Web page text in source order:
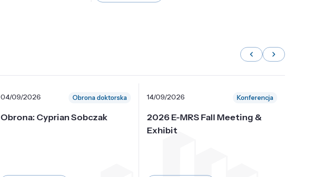
04/09/2026 Obrona doktorska
Obrona: Cyprian Sobczak
14/09/2026 Konferencja
2026 E-MRS Fall Meeting &
Exhibit